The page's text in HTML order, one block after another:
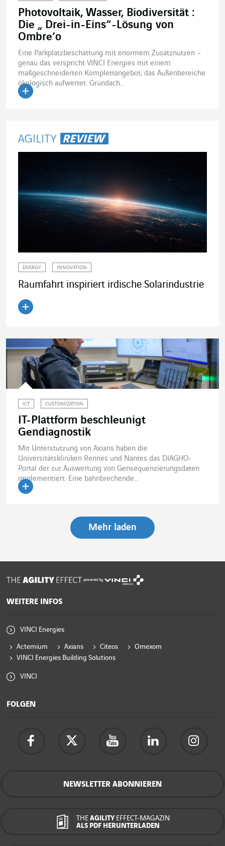
Photovoltaik, Wasser, Biodiversität :
Die „ Drei-in-Eins“-Lösung von
Ombre’o
Eine Parkplatzbeschattung mit enormem Zusatznutzen –
genau das verspricht VINCI Energies mit einem
maßgeschneiderten Komplettangebot, das Außenbereiche
ökologisch aufwertet. Gründach...
ENERGY INNOVATION
Raumfahrt inspiriert irdische Solarindustrie
ICT CUSTOMIZATION
IT-Plattform beschleunigt
Gendiagnostik
Mit Unterstützung von Axians haben die
Universitätskliniken Rennes und Nantes das DIAGHO-
Portal der zur Auswertung von Gensequenzierungsdaten
implementiert. Eine bahnbrechende...
Mehr laden
powered by
WEITERE INFOS
VINCI Energies
Actemium Axians Citeos
Omexom
VINCI Energies Building Solutions
VINCI
FOLGEN
NEWSLETTER ABONNIEREN
THE AGILITY EFFECT-MAGAZIN
ALS PDF HERUNTERLADEN